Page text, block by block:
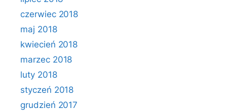
czerwiec 2018
maj 2018
kwiecień 2018
marzec 2018
luty 2018
styczeń 2018
grudzień 2017